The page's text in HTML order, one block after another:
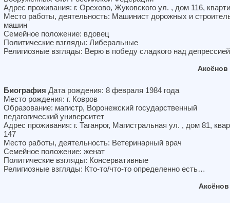
Адрес проживания: г. Орехово, Жуковского ул. , дом 116,
Место работы, деятельность: Машинист дорожных и
машин
Семейное положение: вдовец
Политические взгляды: Либеральные
Религиозные взгляды: Верю в победу сладкого над
Биография Дата рождения: 8 февраля 1984 года
Место рождения: г. Ковров
Образование: магистр, Воронежский государственный
педагогический университет
Адрес проживания: г. Таганрог, Магистральная ул. , дом 81,
147
Место работы, деятельность: Ветеринарный врач
Семейное положение: женат
Политические взгляды: Консервативные
Религиозные взгляды: Кто-то/что-то определенно есть…